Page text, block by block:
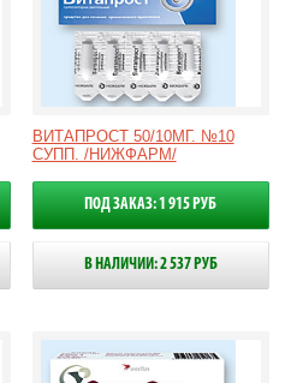
ВИТАПРОСТ 50/10МГ. №10
СУПП. /НИЖФАРМ/
ПОД ЗАКАЗ: 1 915 РУБ
В НАЛИЧИИ: 2 537 РУБ